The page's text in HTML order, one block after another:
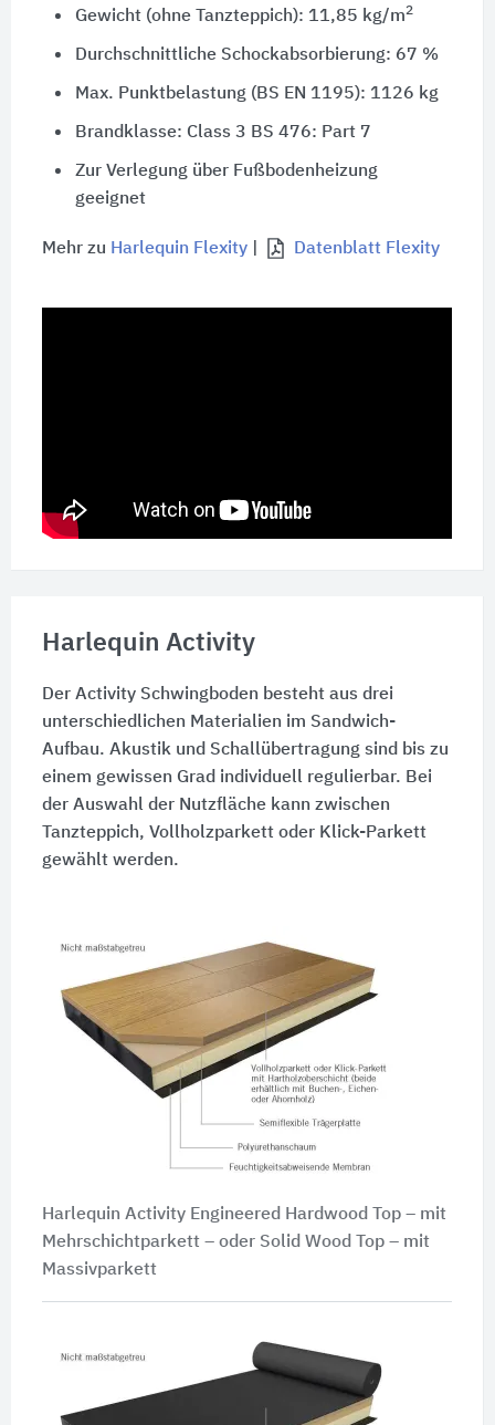
Gewicht (ohne Tanzteppich): 11,85 kg/m2
Durchschnittliche Schockabsorbierung: 67 %
Max. Punktbelastung (BS EN 1195): 1126 kg
Brandklasse: Class 3 BS 476: Part 7
Zur Verlegung über Fußbodenheizung
geeignet
Mehr zu Harlequin Flexity| Datenblatt Flexity
Harlequin Activity
Der Activity Schwingboden besteht aus drei
unterschiedlichen Materialien im Sandwich-
Aufbau. Akustik und Schallübertragung sind bis zu
einem gewissen Grad individuell regulierbar. Bei
der Auswahl der Nutzfläche kann zwischen
Tanzteppich, Vollholzparkett oder Klick-Parkett
gewählt werden.
Harlequin Activity Engineered Hardwood Top – mit
Mehrschichtparkett – oder Solid Wood Top – mit
Massivparkett